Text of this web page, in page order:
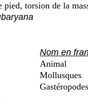
pied, torsion de la
Nom en
Animal
Mollusques
Gastéropodes